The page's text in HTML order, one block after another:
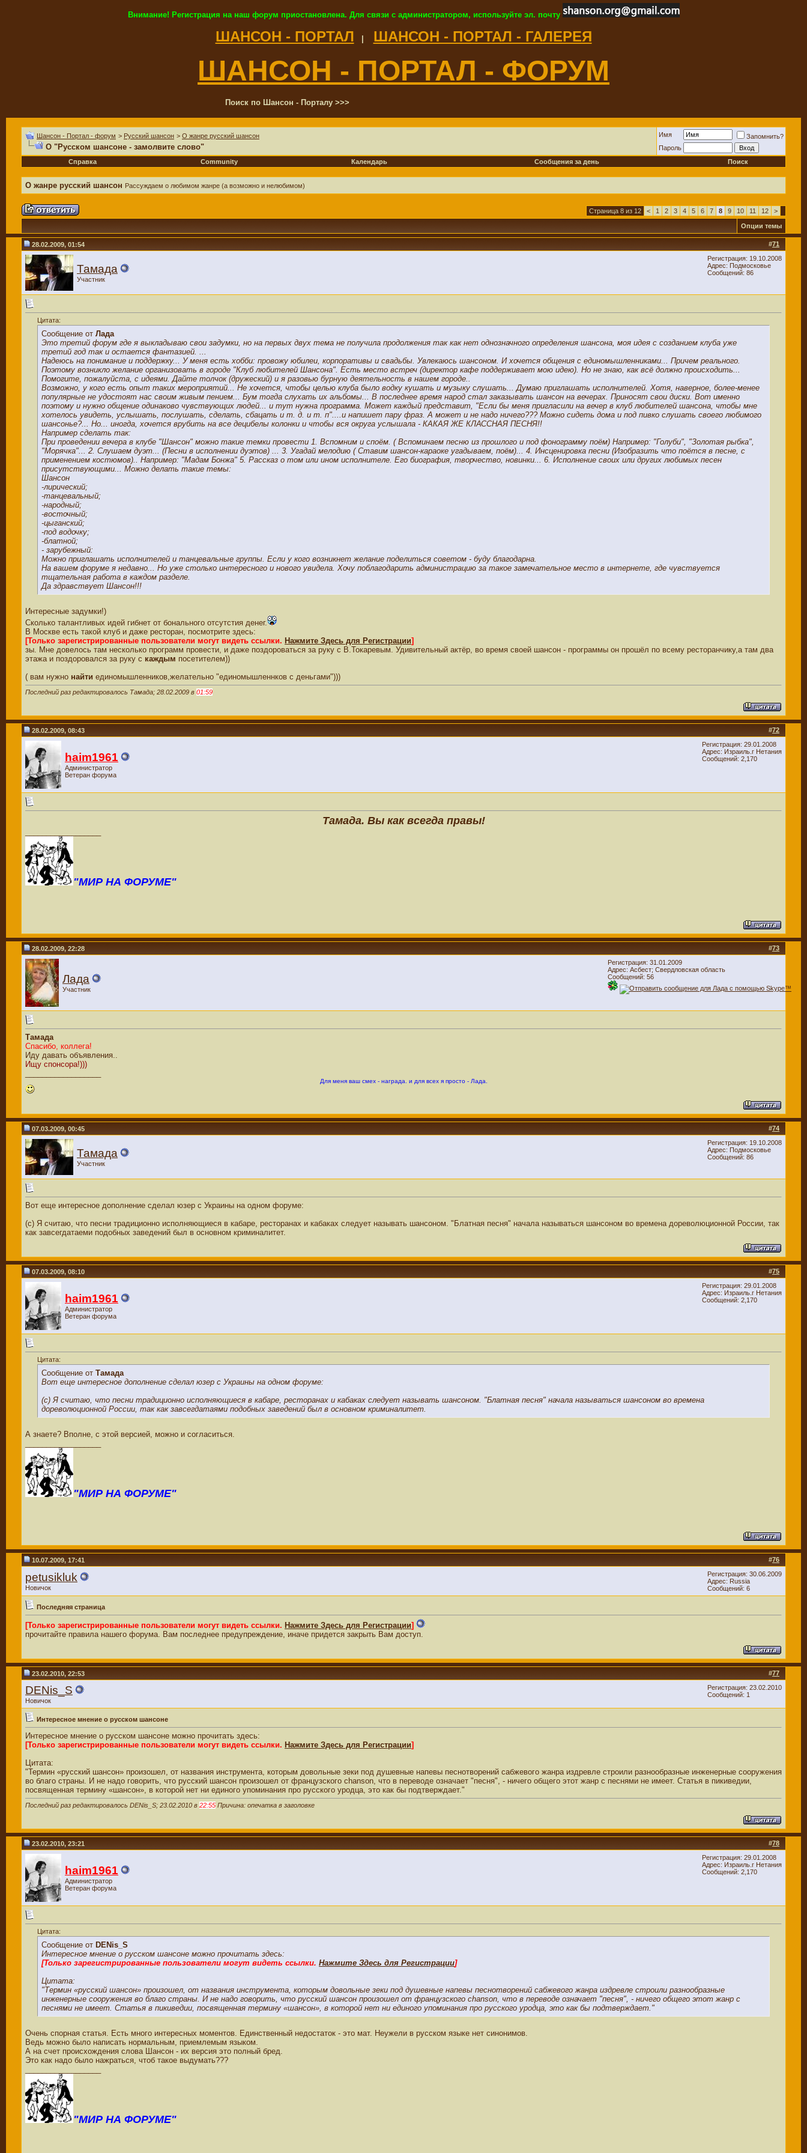
Внимание! Регистрация на наш форум приостановлена. Для связи с администратором, используйте эл. почту
ШАНСОН - ПОРТАЛ ШАНСОН - ПОРТАЛ - ГАЛЕРЕЯ
ШАНСОН - ПОРТАЛ - ФОРУМ
Поиск по Шансон - Порталу >>>
Шансон - Портал - форум > Русский шансон > О жанре русский шансон
О "Русском шансоне - замолвите слово"
Имя
Запомнить?
Пароль
Справка
Community Календарь Сообщения за день Поиск
О жанре русский шансон Рассуждаем о любимом жанре (а возможно и нелюбимом)
Страница 8 из 12 < 1 2 3 4 5 6 7 8 9 10 11 12 >
Опции темы
#71
28.02.2009, 01:54
Тамада
Участник
Регистрация: 19.10.2008
Адрес: Подмосковье
Сообщений: 86
Цитата:
Сообщение от Лада
Это третий форум где я выкладываю свои задумки, но на первых двух тема не получила продолжения так как нет однозначного определения шансона, моя идея с созданием клуба уже
третий год так и остается фантазией. ...
Надеюсь на понимание и поддержку... У меня есть хобби: провожу юбилеи, корпоративы и свадьбы. Увлекаюсь шансоном. И хочется общения с единомышленниками... Причем реального.
Поэтому возникло желание организовать в городе "Клуб любителей Шансона". Есть место встреч (директор кафе поддерживает мою идею). Но не знаю, как всё должно происходить...
Помогите, пожалуйста, с идеями. Дайте толчок (дружеский) и я разовью бурную деятельность в нашем городе..
Возможно, у кого есть опыт таких мероприятий... Не хочется, чтобы целью клуба было водку кушать и музыку слушать... Думаю приглашать исполнителей. Хотя, наверное, более-менее
популярные не удостоят нас своим живым пением... Бум тогда слухать их альбомы... В последнее время народ стал заказывать шансон на вечерах. Приносят свои диски. Вот именно
поэтому и нужно общение одинаково чувствующих людей... и тут нужна программа. Может каждый представит, "Если бы меня пригласили на вечер в клуб любителей шансона, чтобы мне
хотелось увидеть, услышать, послушать, сделать, сбацать и т. д. и т. п"....и напишет пару фраз. А может и не надо ничего??? Можно сидеть дома и под пивко слушать своего любимого
шансонье?... Но... иногда, хочется врубить на все децибелы колонки и чтобы вся округа услышала - КАКАЯ ЖЕ КЛАССНАЯ ПЕСНЯ!!
Например сделать так:
При проведении вечера в клубе "Шансон" можно такие темки провести 1. Вспомним и споём. ( Вспоминаем песню из прошлого и под фонограмму поём) Например: "Голуби", "Золотая рыбка",
"Морячка"... 2. Слушаем дуэт... (Песни в исполнении дуэтов) ... 3. Угадай мелодию ( Ставим шансон-караоке угадываем, поём)... 4. Инсценировка песни (Изобразить что поётся в песне, с
применением костюмов).. Например: "Мадам Бонжа" 5. Рассказ о том или ином исполнителе. Его биография, творчество, новинки... 6. Исполнение своих или других любимых песен
присутствующими... Можно делать такие темы:
Шансон
-лирический;
-танцевальный;
-народный;
-восточный;
-цыганский;
-под водочку;
-блатной;
- зарубежный:
Можно приглашать исполнителей и танцевальные группы. Если у кого возникнет желание поделиться советом - буду благодарна.
На вашем форуме я недавно... Но уже столько интересного и нового увидела. Хочу поблагодарить администрацию за такое замечательное место в интернете, где чувствуется
тщательная работа в каждом разделе.
Да здравствует Шансон!!!
Интересные задумки!)
Сколько талантливых идей гибнет от бонального отсутстия денег.
В Москве есть такой клуб и даже ресторан, посмотрите здесь:
[Только зарегистрированные пользователи могут видеть ссылки. Нажмите Здесь для Регистрации]
зы. Мне довелось там несколько программ провести, и даже поздороваться за руку с В.Токаревым. Удивительный актёр, во время своей шансон - программы он прошёл по всему ресторанчику,а там два
этажа и поздоровался за руку с каждым посетителем))
( вам нужно найти единомышленников,желательно "единомышленнков с деньгами")))
Последний раз редактировалось Тамада; 28.02.2009 в 01:59
#72
28.02.2009, 08:43
haim1961
Администратор
Ветеран форума
Регистрация: 29.01.2008
Адрес: Израиль.г Нетания
Сообщений: 2,170
Тамада. Вы как всегда правы!
"МИР НА ФОРУМЕ"
#73
28.02.2009, 22:28
Лада
Участник
Регистрация: 31.01.2009
Адрес: Асбест; Свердловская область
Сообщений: 56
Тамада
Спасибо, коллега!
Иду давать объявления..
Ищу спонсора!)))
Для меня ваш смех - награда. и для всех я просто - Лада.
#74
07.03.2009, 00:45
Тамада
Участник
Регистрация: 19.10.2008
Адрес: Подмосковье
Сообщений: 86
Вот еще интересное дополнение сделал юзер с Украины на одном форуме:
(с) Я считаю, что песни традиционно исполняющиеся в кабаре, ресторанах и кабаках следует называть шансоном. "Блатная песня" начала называться шансоном во времена дореволюционной России, так
как завсегдатаеми подобных заведений был в основном криминалитет.
#75
07.03.2009, 08:10
haim1961
Администратор
Ветеран форума
Регистрация: 29.01.2008
Адрес: Израиль.г Нетания
Сообщений: 2,170
Цитата:
Сообщение от Тамада
Вот еще интересное дополнение сделал юзер с Украины на одном форуме:
(с) Я считаю, что песни традиционно исполняющиеся в кабаре, ресторанах и кабаках следует называть шансоном. "Блатная песня" начала называться шансоном во времена
дореволюционной России, так как завсегдатаями подобных заведений был в основном криминалитет.
А знаете? Вполне, с этой версией, можно и согласиться.
"МИР НА ФОРУМЕ"
#76
10.07.2009, 17:41
petusikluk
Новичок
Регистрация: 30.06.2009
Адрес: Russia
Сообщений: 6
Последняя страница
[Только зарегистрированные пользователи могут видеть ссылки. Нажмите Здесь для Регистрации]
прочитайте правила нашего форума. Вам последнее предупреждение, иначе придется закрыть Вам доступ.
#77
23.02.2010, 22:53
DENis_S
Новичок
Регистрация: 23.02.2010
Сообщений: 1
Интересное мнение о русском шансоне
Интересное мнение о русском шансоне можно прочитать здесь:
[Только зарегистрированные пользователи могут видеть ссылки. Нажмите Здесь для Регистрации]
Цитата:
"Термин «русский шансон» произошел, от названия инструмента, которым довольные зеки под душевные напевы песнотворений сабжевого жанра издревле строили разнообразные инженерные сооружения
во благо страны. И не надо говорить, что русский шансон произошел от французского chanson, что в переводе означает "песня", - ничего общего этот жанр с песнями не имеет. Статья в пикиведии,
посвященная термину «шансон», в которой нет ни единого упоминания про русского уродца, это как бы подтверждает."
Последний раз редактировалось DENis_S; 23.02.2010 в 22:55 Причина: опечатка в заголовке
#78
23.02.2010, 23:21
haim1961
Администратор
Ветеран форума
Регистрация: 29.01.2008
Адрес: Израиль.г Нетания
Сообщений: 2,170
Цитата:
Сообщение от DENis_S
Интересное мнение о русском шансоне можно прочитать здесь:
[Только зарегистрированные пользователи могут видеть ссылки. Нажмите Здесь для Регистрации]
Цитата:
"Термин «русский шансон» произошел, от названия инструмента, которым довольные зеки под душевные напевы песнотворений сабжевого жанра издревле строили разнообразные
инженерные сооружения во благо страны. И не надо говорить, что русский шансон произошел от французского chanson, что в переводе означает "песня", - ничего общего этот жанр с
песнями не имеет. Статья в пикиведии, посвященная термину «шансон», в которой нет ни единого упоминания про русского уродца, это как бы подтверждает."
Очень спорная статья. Есть много интересных моментов. Единственный недостаток - это мат. Неужели в русском языке нет синонимов.
Ведь можно было написать нормальным, приемлемым языком.
А на счет происхождения слова Шансон - их версия это полный бред.
Это как надо было нажраться, чтоб такое выдумать???
"МИР НА ФОРУМЕ"